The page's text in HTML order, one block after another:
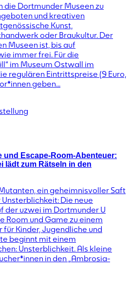
die Dortmunder Museen zu
und kreativen
Kunst,
oder Braukultur. Der
Museen ist, bis auf
immer frei. Für die
im Museum Ostwall im
regulären Eintrittspreise (9 Euro,
geben...
und Escape-Room-Abenteuer:
lädt zum Rätseln in den
ein geheimnisvoller Saft
Die neue
der uzwei im Dortmunder U
Room und Game zu einem
Kinder, Jugendliche und
beginnt mit einem
Unsterblichkeit. Als kleine
in den „Ambrosia-